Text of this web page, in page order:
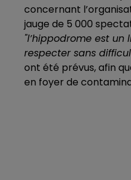
concernant
jauge de 5 000
"l’hippodrome est
respecter sans
ont été prévus, afin
en foyer de